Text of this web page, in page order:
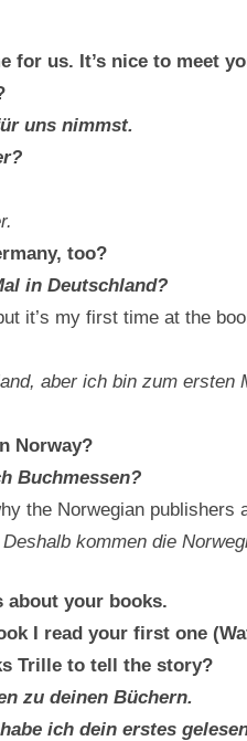
for us. It’s nice to meet
uns nimmst.
too?
in Deutschland?
it’s my first time at the
aber ich bin zum ersten
Norway?
Buchmessen?
the Norwegian publishers
kommen die
about your books.
I read your first one
Trille to tell the story?
zu deinen Büchern.
ich dein erstes